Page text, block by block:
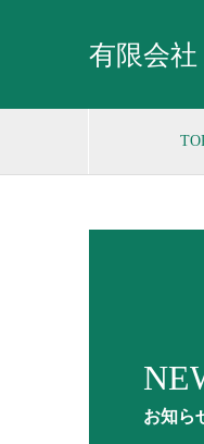
有限会
お知ら